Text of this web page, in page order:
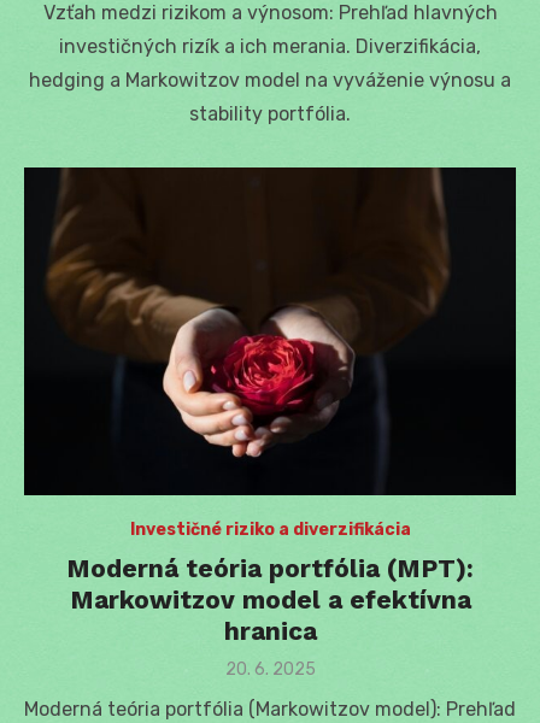
Vzťah medzi rizikom a výnosom: Prehľad hlavných
investičných rizík a ich merania. Diverzifikácia,
hedging a Markowitzov model na vyváženie výnosu a
stability portfólia.
Investičné riziko a diverzifikácia
Moderná teória portfólia (MPT):
Markowitzov model a efektívna
hranica
Posted
20. 6. 2025
Moderná teória portfólia (Markowitzov model): Prehľad